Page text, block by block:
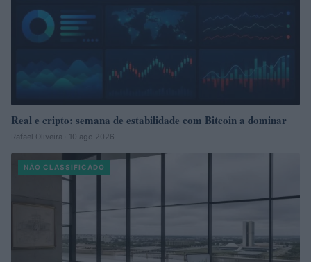
Real e cripto: semana de estabilidade com Bitcoin a dominar
Rafael Oliveira · 10 ago 2026
NÃO CLASSIFICADO